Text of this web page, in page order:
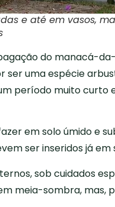
e até em vasos,
do manacá-
ser uma espécie
período muito curto
em solo úmido e
ser inseridos já
sob cuidados
meia-sombra,